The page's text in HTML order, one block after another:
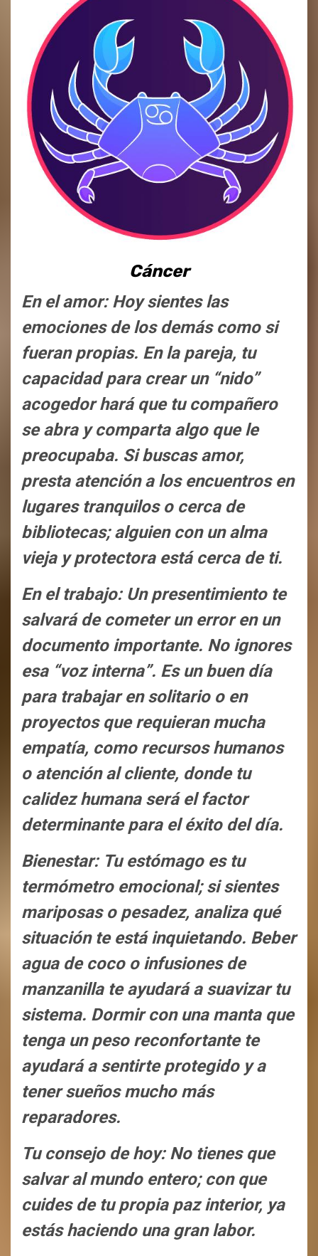
Cáncer
En el amor: Hoy sientes las
emociones de los demás como si
fueran propias. En la pareja, tu
capacidad para crear un “nido”
acogedor hará que tu compañero
se abra y comparta algo que le
preocupaba. Si buscas amor,
presta atención a los encuentros en
lugares tranquilos o cerca de
bibliotecas; alguien con un alma
vieja y protectora está cerca de ti.
En el trabajo: Un presentimiento te
salvará de cometer un error en un
documento importante. No ignores
esa “voz interna”. Es un buen día
para trabajar en solitario o en
proyectos que requieran mucha
empatía, como recursos humanos
o atención al cliente, donde tu
calidez humana será el factor
determinante para el éxito del día.
Bienestar: Tu estómago es tu
termómetro emocional; si sientes
mariposas o pesadez, analiza qué
situación te está inquietando. Beber
agua de coco o infusiones de
manzanilla te ayudará a suavizar tu
sistema. Dormir con una manta que
tenga un peso reconfortante te
ayudará a sentirte protegido y a
tener sueños mucho más
reparadores.
Tu consejo de hoy: No tienes que
salvar al mundo entero; con que
cuides de tu propia paz interior, ya
estás haciendo una gran labor.